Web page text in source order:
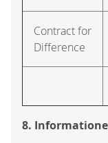
Contract for
Difference
8.